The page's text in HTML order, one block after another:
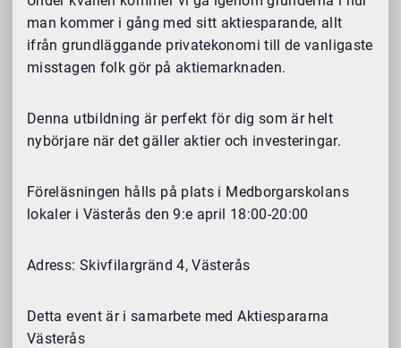
man kommer i gång med sitt aktiesparande, allt
ifrån grundläggande privatekonomi till de vanligaste
misstagen folk gör på aktiemarknaden.
Denna utbildning är perfekt för dig som är helt
nybörjare när det gäller aktier och investeringar.
Föreläsningen hålls på plats i Medborgarskolans
lokaler i Västerås den 9:e april 18:00-20:00
Adress: Skivfilargränd 4, Västerås
Detta event är i samarbete med Aktiespararna
Västerås